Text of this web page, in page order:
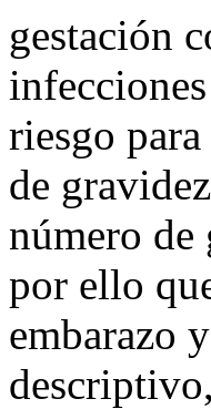
gestación
riesgo
de
número de
por ello
embarazo